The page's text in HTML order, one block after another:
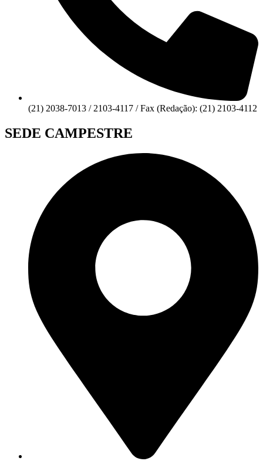
(21) 2038-7013 / 2103-4117 / Fax (Redação): (21) 2103-4112
SEDE CAMPESTRE